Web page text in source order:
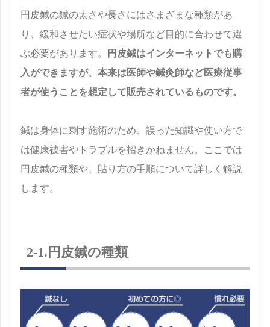
円皮鍼の鍼の太さや長さにはさまざまな種類があ
り、緩和させたい症状や場所など目的に合わせて選
ぶ必要があります。
円皮鍼はインターネットでも購
入ができますが、本来は医師や鍼灸師など医療従事
者が使うことを想定して販売されているものです。
鍼は身体に刺す施術のため、誤った知識や使い方で
は健康被害やトラブルを招きかねません。ここでは
円皮鍼の種類や、貼り方の手順について詳しく解説
します。
2-1.円皮鍼の種類